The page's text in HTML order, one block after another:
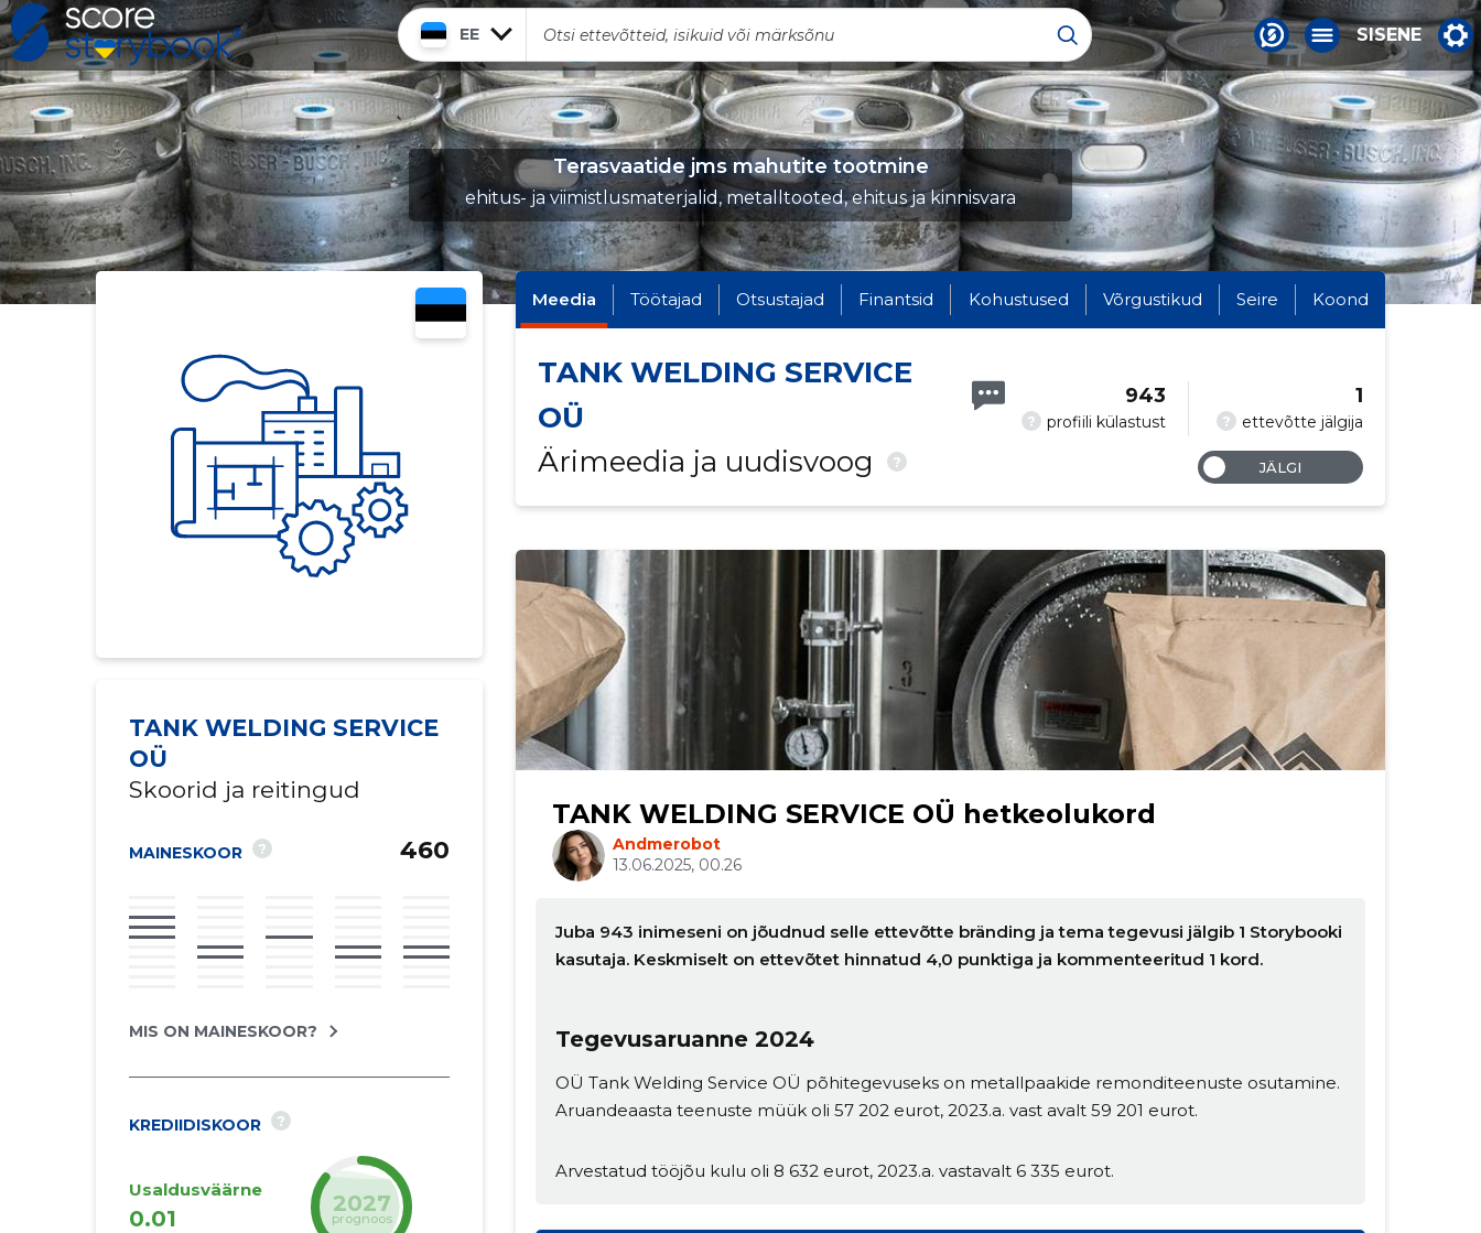
EE SISENE
Terasvaatide jms mahutite tootmine
ehitus- ja viimistlusmaterjalid, metalltooted, ehitus ja kinnisvara
TANK WELDING SERVICE
OÜ
Skoorid ja reitingud
MAINESKOOR ? 460
MIS ON MAINESKOOR?
KREDIIDISKOOR ?
Usaldusväärne
0.01
2027
prognoos
Meedia Töötajad Otsustajad Finantsid Kohustused Võrgustikud Seire Koond
TANK WELDING SERVICE
OÜ
Ärimeedia ja uudisvoog
?
? profiili külastust
943
? ettevõtte jälgija
1
JÄLGI
TANK WELDING SERVICE OÜ hetkeolukord
Andmerobot
13.06.2025, 00.26
Juba 943 inimeseni on jõudnud selle ettevõtte bränding ja tema tegevusi jälgib 1 Storybooki
kasutaja. Keskmiselt on ettevõtet hinnatud 4,0 punktiga ja kommenteeritud 1 kord.
Tegevusaruanne 2024
OÜ Tank Welding Service OÜ põhitegevuseks on metallpaakide remonditeenuste osutamine.
Aruandeaasta teenuste müük oli 57 202 eurot, 2023.a. vast avalt 59 201 eurot.
Arvestatud tööjõu kulu oli 8 632 eurot, 2023.a. vastavalt 6 335 eurot.